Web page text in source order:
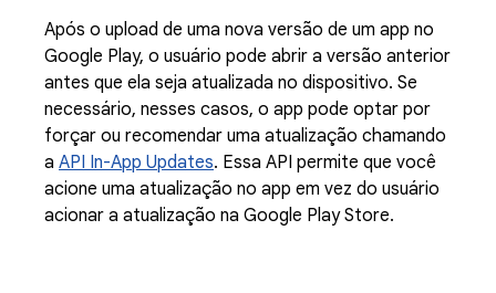
Após o upload de uma nova versão de um app no
Google Play, o usuário pode abrir a versão anterior
antes que ela seja atualizada no dispositivo. Se
necessário, nesses casos, o app pode optar por
forçar ou recomendar uma atualização chamando
a API In-App Updates. Essa API permite que você
acione uma atualização no app em vez do usuário
acionar a atualização na Google Play Store.